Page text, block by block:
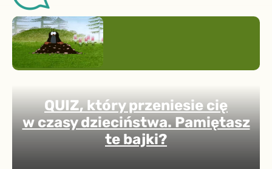
QUIZ, który przeniesie cię
w czasy dzieciństwa. Pamiętasz
te bajki?